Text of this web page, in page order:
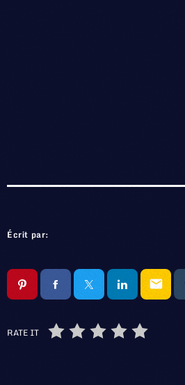
Écrit par:
email
RATE IT